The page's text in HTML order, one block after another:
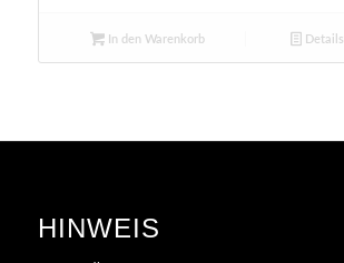
In den Warenkorb
HINWEIS